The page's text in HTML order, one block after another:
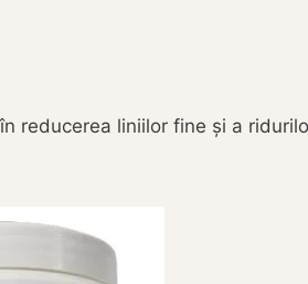
reducerea liniilor fine și a